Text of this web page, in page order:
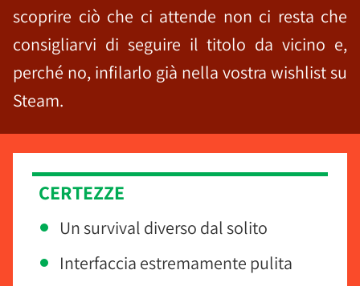
scoprire ciò che ci attende non ci resta che
consigliarvi di seguire il titolo da vicino e,
perché no, infilarlo già nella vostra wishlist su
Steam.
CERTEZZE
Un survival diverso dal solito
Interfaccia estremamente pulita